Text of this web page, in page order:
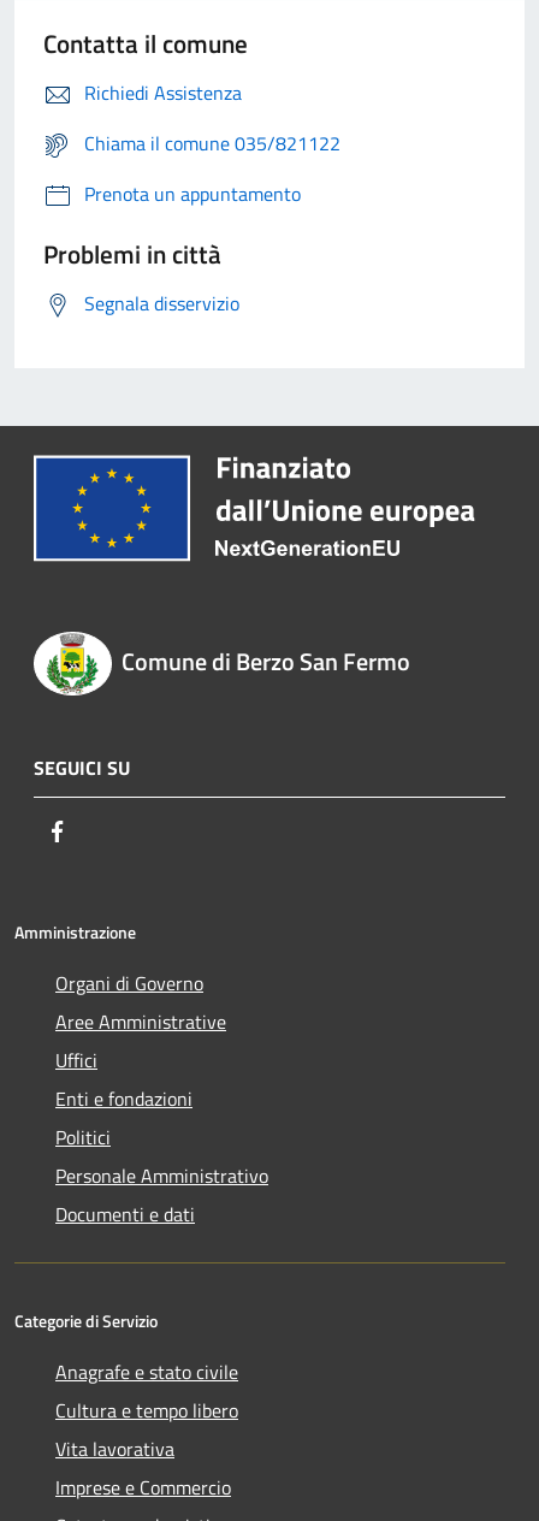
Contatta il comune
Richiedi Assistenza
Chiama il comune 035/821122
Prenota un appuntamento
Problemi in città
Segnala disservizio
Comune di Berzo San Fermo
SEGUICI SU
Amministrazione
Organi di Governo
Aree Amministrative
Uffici
Enti e fondazioni
Politici
Personale Amministrativo
Documenti e dati
Categorie di Servizio
Anagrafe e stato civile
Cultura e tempo libero
Vita lavorativa
Imprese e Commercio